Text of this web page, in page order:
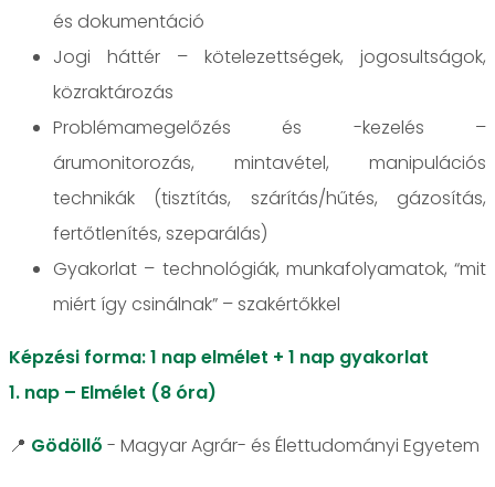
és dokumentáció
Jogi háttér – kötelezettségek, jogosultságok,
közraktározás
Problémamegelőzés és -kezelés –
árumonitorozás, mintavétel, manipulációs
technikák (tisztítás, szárítás/hűtés, gázosítás,
fertőtlenítés, szeparálás)
Gyakorlat – technológiák, munkafolyamatok, “mit
miért így csinálnak” – szakértőkkel
Képzési forma: 1 nap elmélet + 1 nap gyakorlat
1. nap – Elmélet (8 óra)
📍 Gödöllő - Magyar Agrár- és Élettudományi Egyetem